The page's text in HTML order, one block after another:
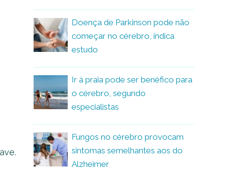
Doença de Parkinson pode não
começar no cérebro, indica
estudo
Ir à praia pode ser benéfico para
o cérebro, segundo
especialistas
Fungos no cérebro provocam
sintomas semelhantes aos do
Alzheimer